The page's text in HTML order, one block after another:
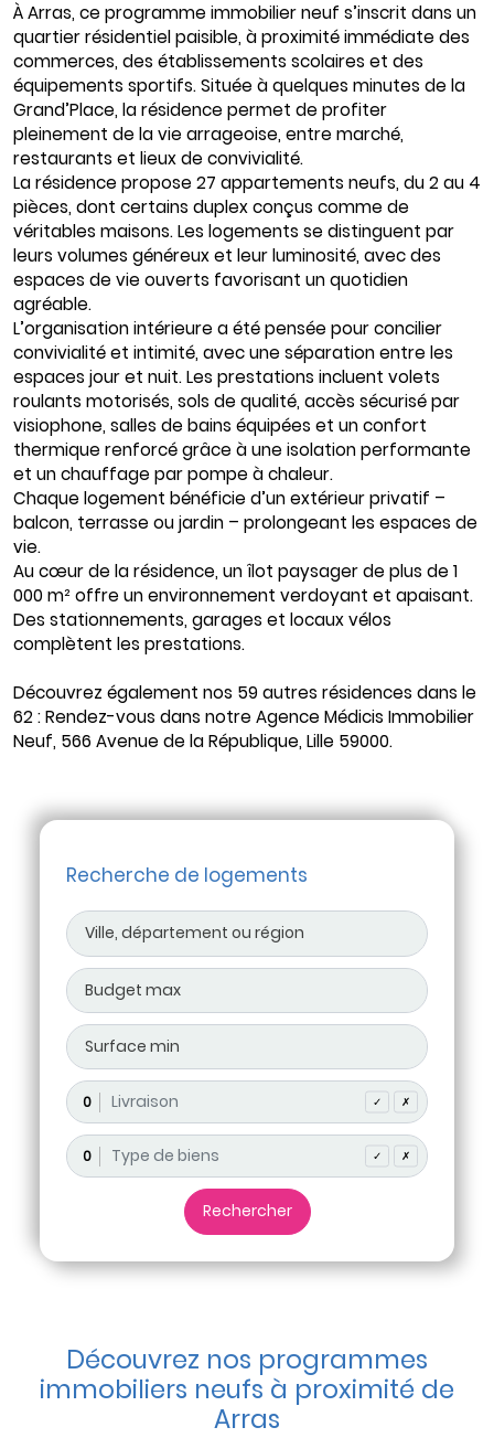
À Arras, ce programme immobilier neuf s’inscrit dans un
quartier résidentiel paisible, à proximité immédiate des
commerces, des établissements scolaires et des
équipements sportifs. Située à quelques minutes de la
Grand’Place, la résidence permet de profiter
pleinement de la vie arrageoise, entre marché,
restaurants et lieux de convivialité.
La résidence propose 27 appartements neufs, du 2 au 4
pièces, dont certains duplex conçus comme de
véritables maisons. Les logements se distinguent par
leurs volumes généreux et leur luminosité, avec des
espaces de vie ouverts favorisant un quotidien
agréable.
L’organisation intérieure a été pensée pour concilier
convivialité et intimité, avec une séparation entre les
espaces jour et nuit. Les prestations incluent volets
roulants motorisés, sols de qualité, accès sécurisé par
visiophone, salles de bains équipées et un confort
thermique renforcé grâce à une isolation performante
et un chauffage par pompe à chaleur.
Chaque logement bénéficie d’un extérieur privatif –
balcon, terrasse ou jardin – prolongeant les espaces de
vie.
Au cœur de la résidence, un îlot paysager de plus de 1
000 m² offre un environnement verdoyant et apaisant.
Des stationnements, garages et locaux vélos
complètent les prestations.
Découvrez également nos 59 autres résidences dans le
62 : Rendez-vous dans notre Agence Médicis Immobilier
Neuf, 566 Avenue de la République, Lille 59000.
Recherche de logements
0 ✓ ✗
0 ✓ ✗
Découvrez nos programmes
immobiliers neufs à proximité de
Arras